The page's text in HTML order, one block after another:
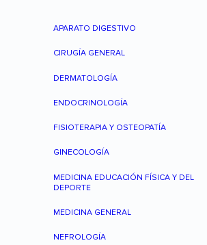
APARATO DIGESTIVO
CIRUGÍA GENERAL
DERMATOLOGÍA
ENDOCRINOLOGÍA
FISIOTERAPIA Y OSTEOPATÍA
GINECOLOGÍA
MEDICINA EDUCACIÓN FÍSICA Y DEL
DEPORTE
MEDICINA GENERAL
NEFROLOGÍA